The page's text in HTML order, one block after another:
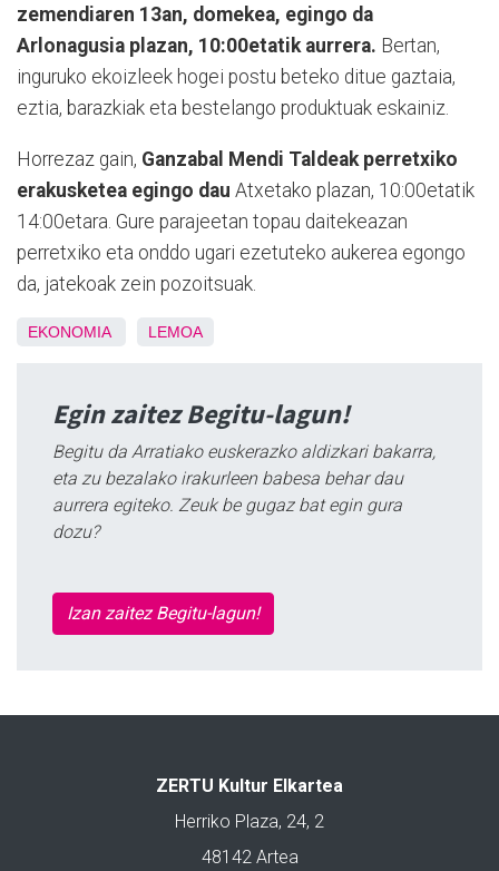
zemendiaren 13an, domekea, egingo da
Arlonagusia plazan, 10:00etatik aurrera. Bertan,
inguruko ekoizleek hogei postu beteko ditue gaztaia,
eztia, barazkiak eta bestelango produktuak eskainiz.
Horrezaz gain, Ganzabal Mendi Taldeak perretxiko
erakusketea egingo dau Atxetako plazan, 10:00etatik
14:00etara. Gure parajeetan topau daitekeazan
perretxiko eta onddo ugari ezetuteko aukerea egongo
da, jatekoak zein pozoitsuak.
EKONOMIA LEMOA
Egin zaitez Begitu-lagun!
Begitu da Arratiako euskerazko aldizkari bakarra,
eta zu bezalako irakurleen babesa behar dau
aurrera egiteko. Zeuk be gugaz bat egin gura
dozu?
Izan zaitez Begitu-lagun!
ZERTU Kultur Elkartea
Herriko Plaza, 24, 2
48142 Artea